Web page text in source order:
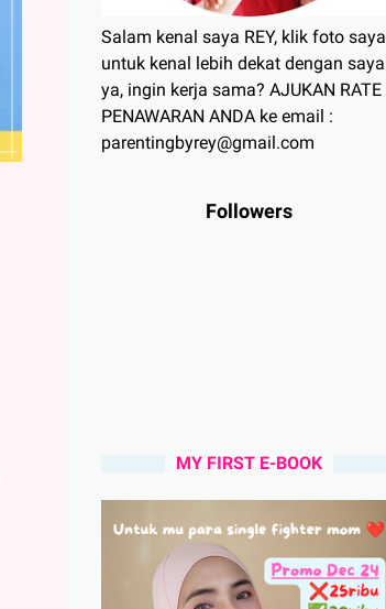
Salam kenal saya REY, klik foto saya
untuk kenal lebih dekat dengan saya
ya, ingin kerja sama? AJUKAN RATE
PENAWARAN ANDA ke email :
parentingbyrey@gmail.com
Followers
MY FIRST E-BOOK